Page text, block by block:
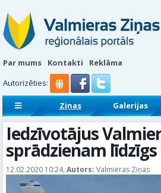
Par mums Kontakti
Reklāma
Autorizēties:
Ziņas Galerijas
Sludinājumi
Reklāmraksti
Iedzīvotājus
sprādzienam
12.02.2020 10:24, Autors: Valmieras Ziņas